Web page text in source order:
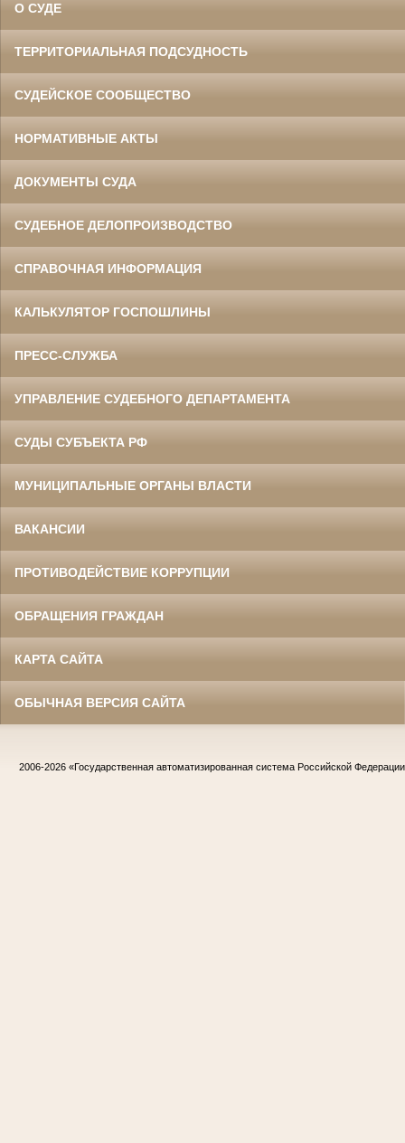
О СУДЕ
ТЕРРИТОРИАЛЬНАЯ ПОДСУДНОСТЬ
СУДЕЙСКОЕ СООБЩЕСТВО
НОРМАТИВНЫЕ АКТЫ
ДОКУМЕНТЫ СУДА
СУДЕБНОЕ ДЕЛОПРОИЗВОДСТВО
СПРАВОЧНАЯ ИНФОРМАЦИЯ
КАЛЬКУЛЯТОР ГОСПОШЛИНЫ
ПРЕСС-СЛУЖБА
УПРАВЛЕНИЕ СУДЕБНОГО ДЕПАРТАМЕНТА
СУДЫ СУБЪЕКТА РФ
МУНИЦИПАЛЬНЫЕ ОРГАНЫ ВЛАСТИ
ВАКАНСИИ
ПРОТИВОДЕЙСТВИЕ КОРРУПЦИИ
ОБРАЩЕНИЯ ГРАЖДАН
КАРТА САЙТА
ОБЫЧНАЯ ВЕРСИЯ САЙТА
2006-2026 «Государственная автоматизированная система Российской